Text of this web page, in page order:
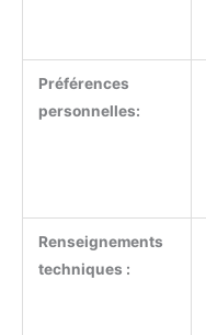
Préférences
personnelles:
Renseignements
techniques :